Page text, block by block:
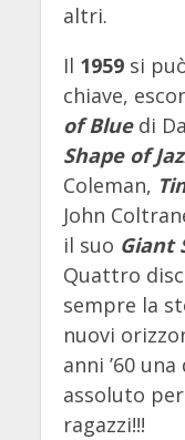
altri.
Il 1959 si
chiave,
of Blue di
Shape of
Coleman,
John
il suo Giant
Quattro
sempre la
nuovi
anni ’60
assoluto
ragazzi!!!